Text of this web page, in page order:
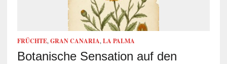
FRÜCHTE,GRAN CANARIA,LA PALMA
Botanische Sensation auf den